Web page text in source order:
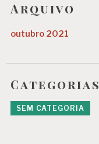
Arquivo
outubro 2021
Categorias
SEM CATEGORIA